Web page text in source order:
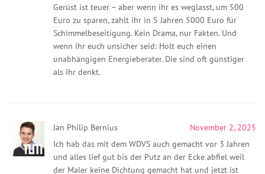
Gerüst ist teuer – aber wenn ihr es weglasst, um 500
Euro zu sparen, zahlt ihr in 5 Jahren 5000 Euro für
Schimmelbeseitigung. Kein Drama, nur Fakten. Und
wenn ihr euch unsicher seid: Holt euch einen
unabhängigen Energieberater. Die sind oft günstiger
als ihr denkt.
Jan Philip Bernius
November 2, 2025
Ich hab das mit dem WDVS auch gemacht vor 3 Jahren
und alles lief gut bis der Putz an der Ecke abfiel weil
der Maler keine Dichtung gemacht hat und jetzt ist